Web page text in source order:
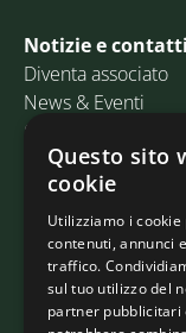
Notizie e contatti
Diventa associato
News & Eventi
Contatti
Email:
PEC:
Indirizzo: Via
30175 Marghera
Questo sito
cookie
Utilizziamo i
contenuti, annunci
traffico.
sul tuo utilizzo del
partner pubblicitari